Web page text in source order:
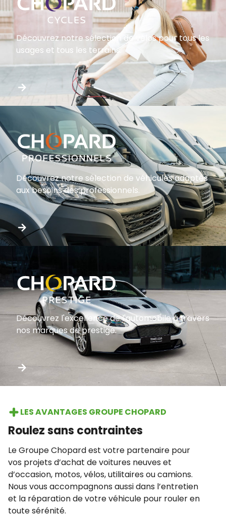
Découvrez notre sélection de vélos pour tous les
usages et tous les terrains.
Découvrez notre sélection de véhicules adaptés
aux besoins des professionnels.
Découvrez l'excellence de l'automobile à travers
nos marques de prestige.
LES AVANTAGES GROUPE CHOPARD
Roulez sans contraintes
Le Groupe Chopard est votre partenaire pour
vos projets d’achat de voitures neuves et
d’occasion, motos, vélos, utilitaires ou camions.
Nous vous accompagnons aussi dans l’entretien
et la réparation de votre véhicule pour rouler en
toute sérénité.